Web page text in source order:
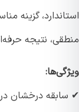
گزینه
نتیجه حرفه‌ای
درخشان در